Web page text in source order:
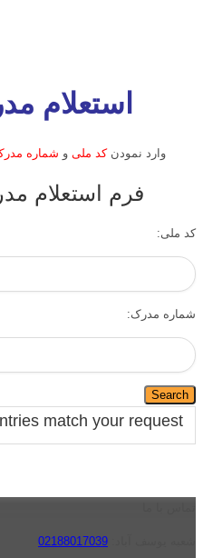
استعلام
وارد نمودنکد ملی و شماره
فرم استعلام
کد ملی:
شماره مدرک:
match your request.
02188017039